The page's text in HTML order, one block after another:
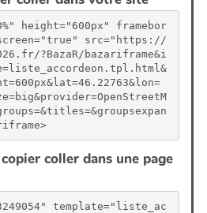
height="600px" framebor
src="https://
?BazaR/bazariframe&i
coller dans une page
template="liste_ac